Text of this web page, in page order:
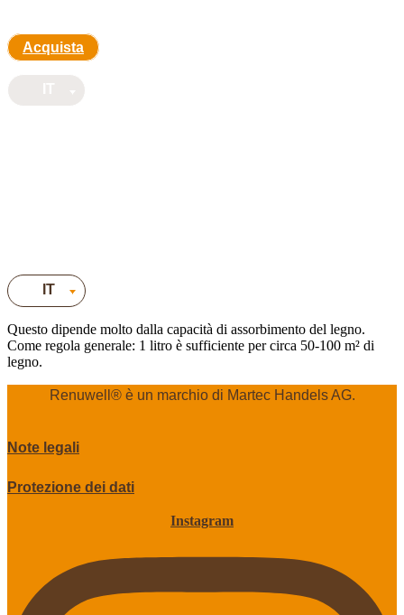
to
content
Acquista
IT
Questo dipende molto dalla capacità di assorbimento del legno.
Come regola generale: 1 litro è sufficiente per circa 50-100 m² di
legno.
Renuwell®️ è un marchio di Martec Handels AG.
Note legali
Protezione dei dati
Instagram